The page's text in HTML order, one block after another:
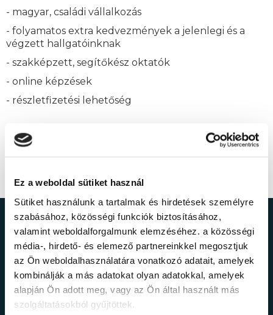
Ez a weboldal sütiket használ
Sütiket használunk a tartalmak és hirdetések személyre
szabásához, közösségi funkciók biztosításához,
valamint weboldalforgalmunk elemzéséhez. a közösségi
média-, hirdető- és elemező partnereinkkel megosztjuk
az Ön weboldalhasználatára vonatkozó adatait, amelyek
kombinálják a más adatokat olyan adatokkal, amelyek
alapján Ön adott meg, vagy az Ön által használt más
szolgáltatásokból gyűjtöttek.
- magyar, családi vállalkozás
- folyamatos extra kedvezmények a jelenlegi és a
végzett hallgatóinknak
- szakképzett, segítőkész oktatók
- online képzések
- részletfizetési lehetőség
Ne maradj le a
legfrissebb
információkról!